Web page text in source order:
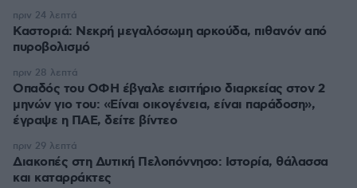
Καστοριά: Νεκρή μεγαλόσωμη αρκούδα, πιθανόν από
πυροβολισμό
πριν 24 λεπτά
Οπαδός του ΟΦΗ έβγαλε εισιτήριο διαρκείας στον 2
μηνών γιο του: «Είναι οικογένεια, είναι παράδοση»,
έγραψε η ΠΑΕ, δείτε βίντεο
πριν 28 λεπτά
Διακοπές στη Δυτική Πελοπόννησο: Ιστορία, θάλασσα
και καταρράκτες
πριν 29 λεπτά